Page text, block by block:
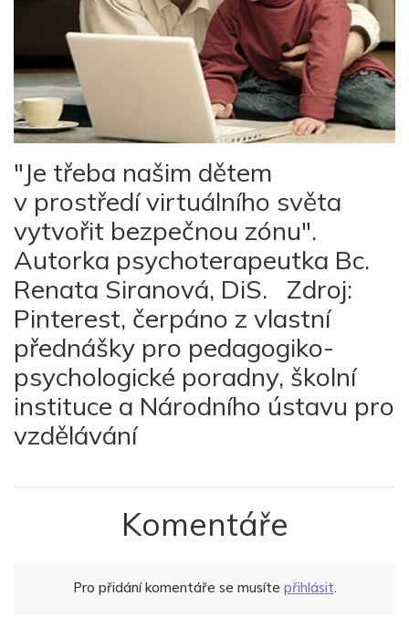
"Je třeba našim dětem
v prostředí virtuálního světa
vytvořit bezpečnou zónu".
Autorka psychoterapeutka Bc.
Renata Siranová, DiS. Zdroj:
Pinterest, čerpáno z vlastní
přednášky pro pedagogiko-
psychologické poradny, školní
instituce a Národního ústavu pro
vzdělávání
Komentáře
Pro přidání komentáře se musíte přihlásit.